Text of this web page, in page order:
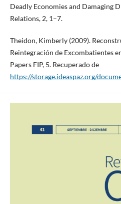
Deadly Economies and Damaging
Relations, 2, 1–7.
Theidon, Kimberly (2009).
Reintegración de Excombatientes
Papers FIP, 5. Recuperado de
https://storage.ideaspaz.org/